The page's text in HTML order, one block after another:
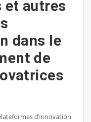
et autres
dans le
de
d’innovation